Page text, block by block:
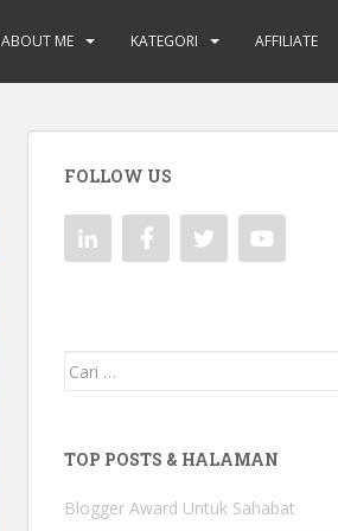
ABOUT ME KATEGORI AFFILIATE
FOLLOW US
Mencari:
TOP POSTS & HALAMAN
Blogger Award Untuk Sahabat